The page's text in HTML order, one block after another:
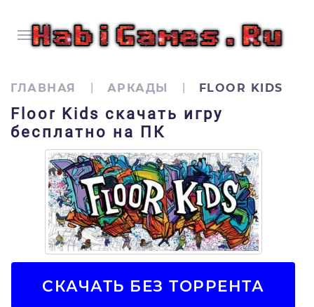
ГЛАВНАЯ АРКАДЫ FLOOR KIDS
Floor Kids скачать игру
бесплатно на ПК
СКАЧАТЬ БЕЗ ТОРРЕНТА